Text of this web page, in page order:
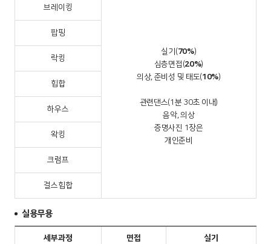
브레이킹
실기(70%)
심층면접(20%)
의상, 준비성 및 태도(10%)
관련댄스(1분 30초 이내)
음악, 의상
증명사진 1장은
개인준비
팝핑
락킹
힙합
하우스
왁킹
크럼프
걸스힙합
실용무용
세부과정 면접 실기